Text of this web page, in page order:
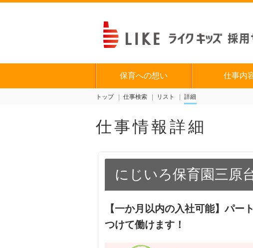
保育への想い 仕事内
トップ 仕事検索 リスト 詳細
仕事情報詳細
にじいろ保育園三原
【一か月以内の入社可能】パ
つけて働けます！